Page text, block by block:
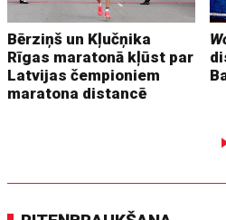
Bērziņš un Kļučņika
Rīgas maratonā kļūst par
Latvijas čempioniem
maratona distancē